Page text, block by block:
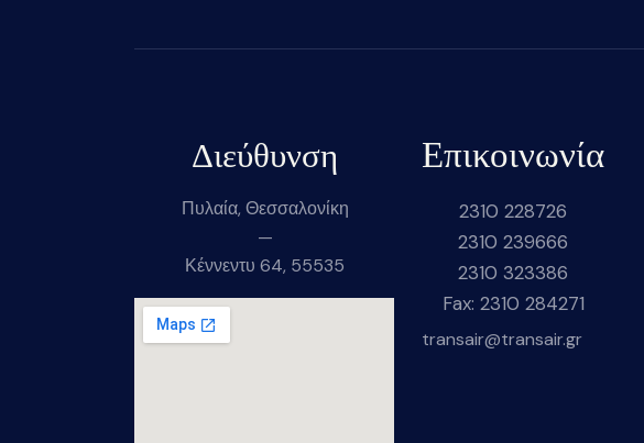
Διεύθυνση
Πυλαία, Θεσσαλονίκη
—
Κέννεντυ 64, 55535
Επικοινωνία
2310 228726
2310 239666
2310 323386
Fax: 2310 284271
transair@transair.gr